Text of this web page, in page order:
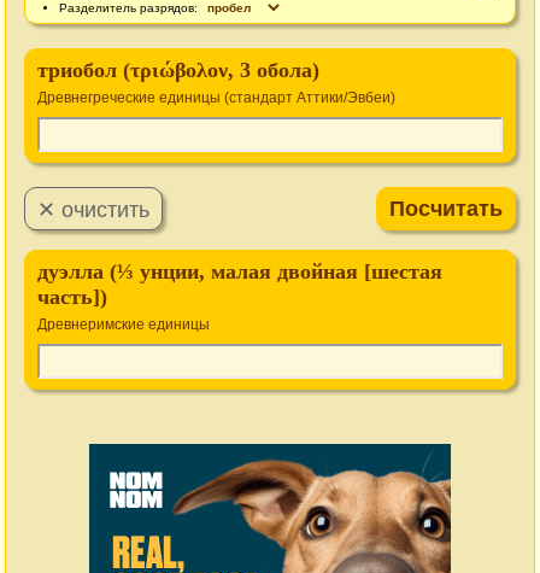
Разделитель разрядов:
триобол (τριώβολον, 3 обола)
Древнегреческие единицы (стандарт Аттики/Эвбеи)
дуэлла (⅓ унции, малая двойная [шестая
часть])
Древнеримские единицы